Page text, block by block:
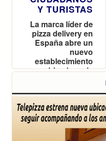
Y TURISTAS
La marca líder de
pizza delivery en
España abre un
nuevo
establecimiento
ubicado en la
Benidorm en el
que dará empleo
a casi una
veintena de
personas